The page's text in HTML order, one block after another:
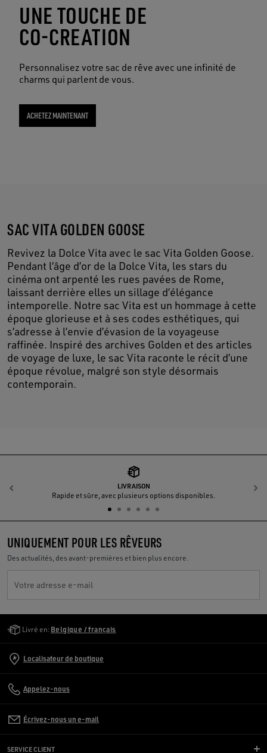
UNE TOUCHE DE
CO-CREATION
Personnalisez votre sac de rêve avec une infinité de
charms qui parlent de vous.
ACHETEZ MAINTENANT
SAC VITA GOLDEN GOOSE
Revivez la Dolce Vita avec le sac Vita Golden Goose.
Pendant l’âge d’or de la Dolce Vita, les stars du
cinéma ont arpenté les rues pavées de Rome,
laissant derrière elles un sillage d’élégance
intemporelle. Notre sac Vita est un hommage à cette
époque glorieuse et à ses codes esthétiques, qui
s’adresse à l’envie d’évasion de la voyageuse
raffinée. Inspiré des archives Golden et des articles
de voyage de luxe, le sac Vita raconte le récit d’une
époque révolue, malgré son style désormais
contemporain.
LIVRAISON
Rapide et sûre, avec plusieurs options disponibles.
Précédent
UNIQUEMENT POUR LES RÊVEURS
Des actualités, des avant-premières et bien plus encore.
Votre adresse e-mail
Livré en: Belgique / français
Localisateur de boutique
Appelez-nous
Écrivez-nous un e-mail
SERVICE CLIENT